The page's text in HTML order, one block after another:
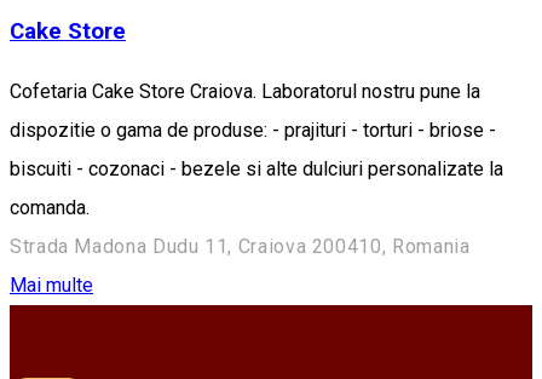
Cake Store
Cofetaria Cake Store Craiova. Laboratorul nostru pune la
dispozitie o gama de produse: - prajituri - torturi - briose -
biscuiti - cozonaci - bezele si alte dulciuri personalizate la
comanda.
Strada Madona Dudu 11, Craiova 200410, Romania
Mai multe